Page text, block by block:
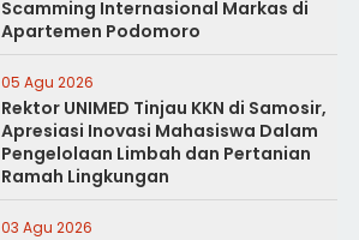
Scamming Internasional Markas di
Apartemen Podomoro
05 Agu 2026
Rektor UNIMED Tinjau KKN di Samosir,
Apresiasi Inovasi Mahasiswa Dalam
Pengelolaan Limbah dan Pertanian
Ramah Lingkungan
03 Agu 2026